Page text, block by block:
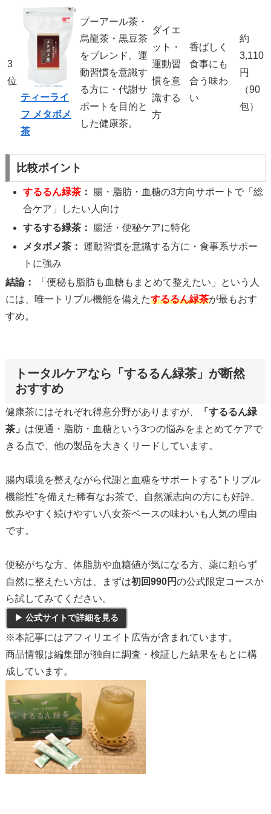
3
位
ティーライ
フ メタボメ
茶
プーアール茶・
烏龍茶・黒豆茶
をブレンド。運
動習慣を意識す
る方に・代謝サ
ポートを目的と
した健康茶。
ダイエ
ット・
運動習
慣を意
識する
方
香ばしく
食事にも
合う味わ
い
約
3,110
円
（90
包）
比較ポイント
するるん緑茶 ：
腸・脂肪・血糖の3方向サポートで「総
合ケア」したい人向け
するする緑茶：
腸活・便秘ケアに特化
メタボメ茶： 運動習慣を意識する方に・食事系サポー
トに強み
結論：
「便秘も脂肪も血糖もまとめて整えたい」という人
には、唯一トリプル機能を備えたするるん緑茶が最もおす
すめ。
トータルケアなら「するるん緑茶」が断然
おすすめ
健康茶にはそれぞれ得意分野がありますが、
「するるん緑
茶」 は便通・脂肪・血糖という3つの悩みをまとめてケアで
きる点で、他の製品を大きくリードしています。
腸内環境を整えながら代謝と血糖をサポートする“トリプル
機能性”を備えた稀有なお茶で、自然派志向の方にも好評。
飲みやすく続けやすい八女茶ベースの味わいも人気の理由
です。
便秘がちな方、体脂肪や血糖値が気になる方、薬に頼らず
自然に整えたい方は、まずは初回990円の公式限定コースか
ら試してみてください。
▶ 公式サイトで詳細を見る
※本記事にはアフィリエイト広告が含まれています。
商品情報は編集部が独自に調査・検証した結果をもとに構
成しています。